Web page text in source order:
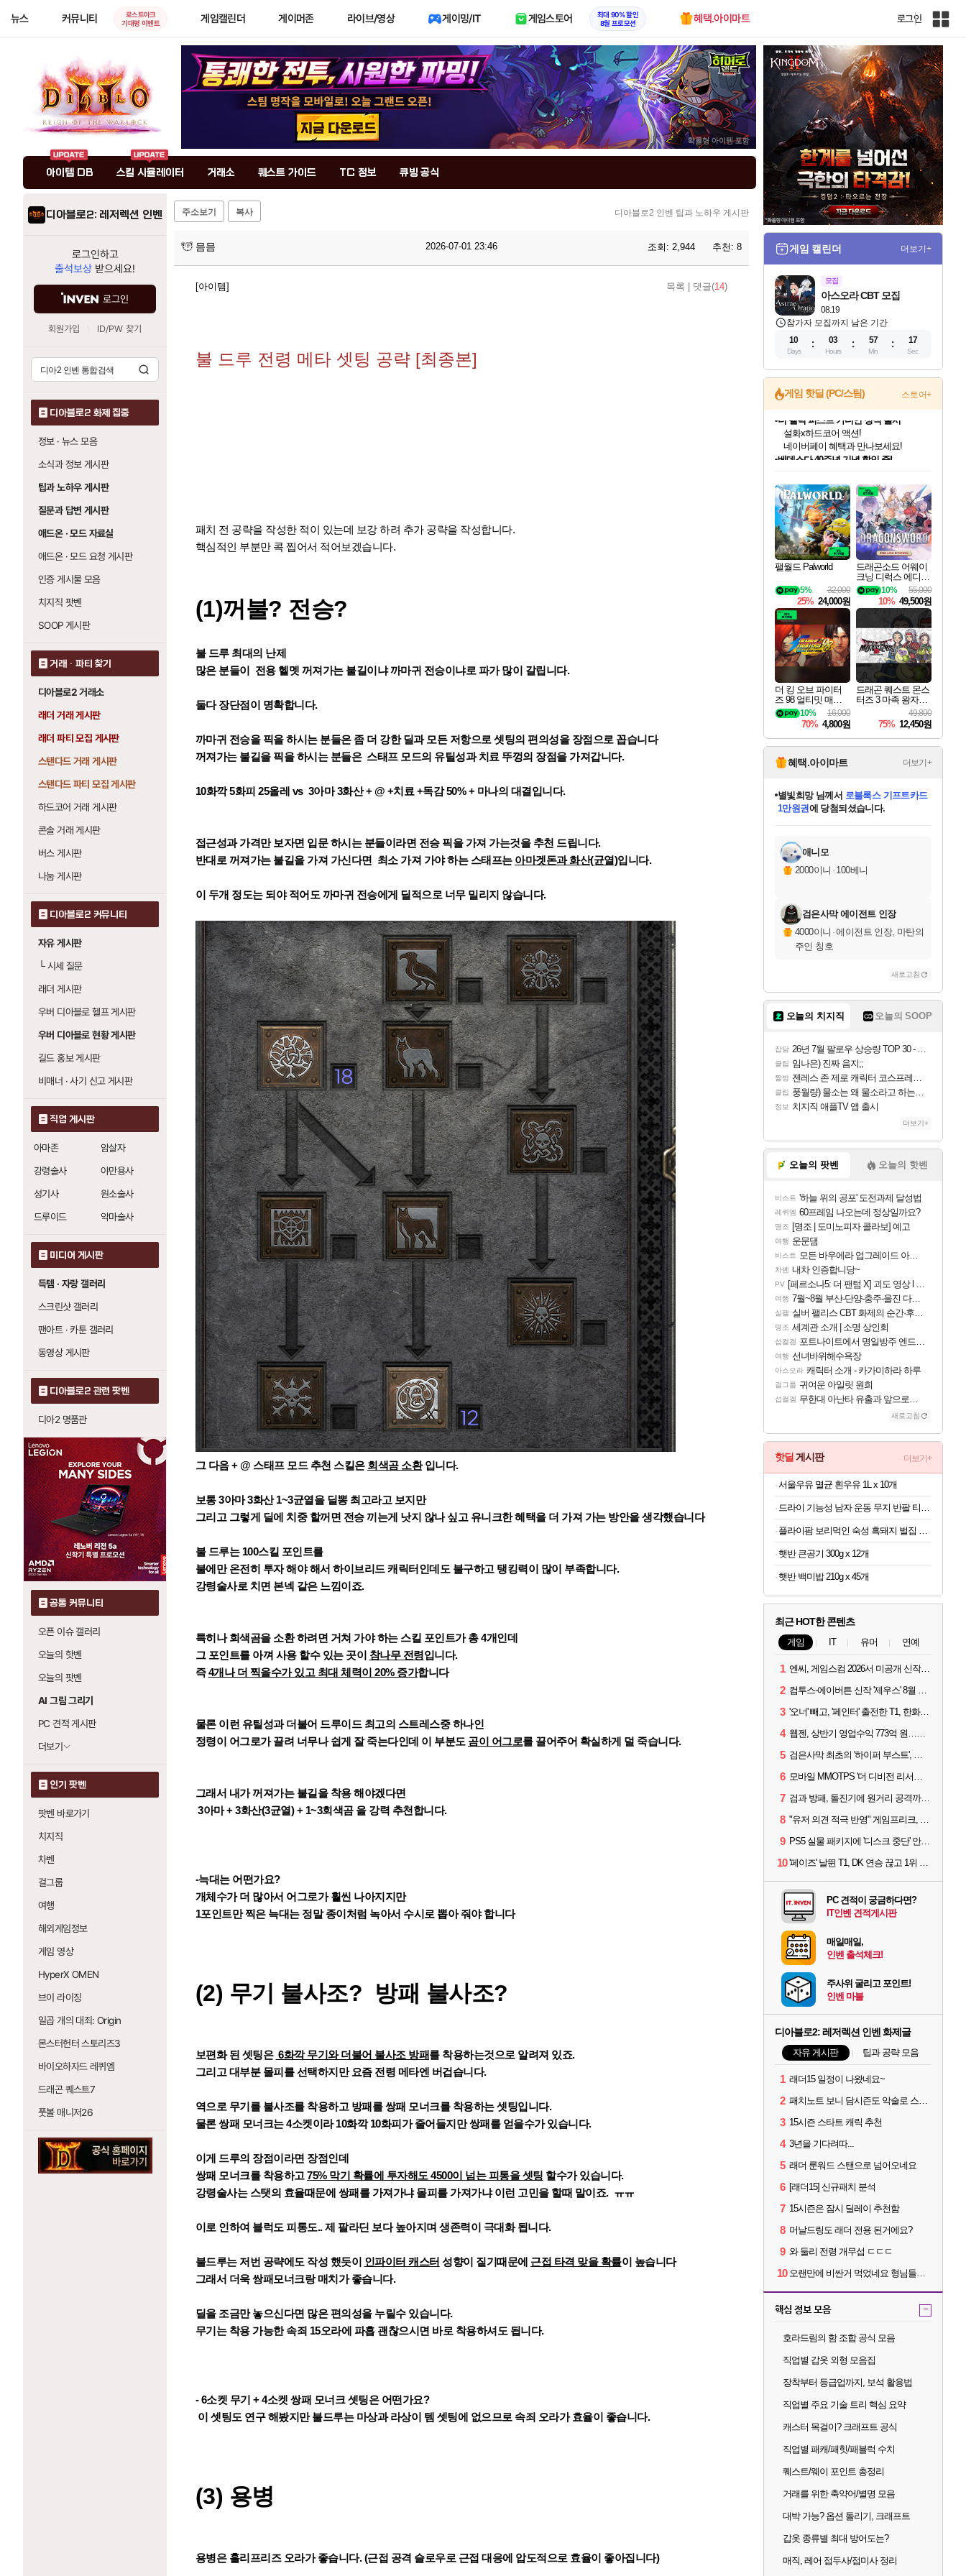
뉴스 커뮤니티
로스트아크
기대평 이벤트
게임캘린더 게이머존 라이브/영상 게이밍/IT 게임스토어
최대 90% 할인
8월 프로모션
혜택.아이마트 로그인
인
전
체
사
이
트
맵
아이템 DB 스킬 시뮬레이터 거래소 퀘스트 가이드 TC 정보 큐빙 공식
디아블로2: 레저렉션 인벤
로그인하고
출석보상 받으세요!
로그인
회원가입 ID/PW 찾기
디아블로2 화제 집중
정보 · 뉴스 모음
소식과 정보 게시판
팁과 노하우 게시판
질문과 답변 게시판
애드온 · 모드 자료실
애드온 · 모드 요청 게시판
인증 게시물 모음
치지직 팟벤
SOOP 게시판
거래 · 파티 찾기
디아블로2 거래소
래더 거래 게시판
래더 파티 모집 게시판
스탠다드 거래 게시판
스탠다드 파티 모집 게시판
하드코어 거래 게시판
콘솔 거래 게시판
버스 게시판
나눔 게시판
디아블로2 커뮤니티
자유 게시판
└시세 질문
래더 게시판
우버 디아블로 헬프 게시판
우버 디아블로 현황 게시판
길드 홍보 게시판
비매너 · 사기 신고 게시판
직업 게시판
아마존
암살자
강령술사
야만용사
성기사
원소술사
드루이드
악마술사
미디어 게시판
득템 · 자랑 갤러리
스크린샷 갤러리
팬아트 · 카툰 갤러리
동영상 게시판
디아블로2 관련 팟벤
디아2 명품관
공통 커뮤니티
오픈 이슈 갤러리
오늘의 핫벤
오늘의 팟벤
AI 그림 그리기
PC 견적 게시판
더보기
인기 팟벤
팟벤 바로가기
치지직
차벤
걸그룹
여행
해외게임정보
게임 영상
HyperX OMEN
브이 라이징
일곱 개의 대죄: Origin
몬스터헌터 스토리즈3
바이오하자드 레퀴엠
드래곤 퀘스트7
풋볼 매니저26
주소보기 복사 디아블로2 인벤 팁과 노하우 게시판
믐믐 2026-07-01 23:46 조회: 2,944 추천: 8
[아이템] 목록 댓글(14)
불 드루 전령 메타 셋팅 공략 [최종본]
패치 전 공략을 작성한 적이 있는데 보강 하려 추가 공략을 작성합니다.
핵심적인 부분만 콕 찝어서 적어보겠습니다.
(1)꺼불? 전승?
불 드루 최대의 난제
많은 분들이 전용 헬멧 꺼져가는 불길이냐 까마귀 전승이냐로 파가 많이 갈립니다.
둘다 장단점이 명확합니다.
까마귀 전승을 픽을 하시는 분들은 좀 더 강한 딜과 모든 저항으로 셋팅의 편의성을 장점으로 꼽습니다
꺼져가는 불길을 픽을 하시는 분들은 스태프 모드의 유틸성과 치료 뚜껑의 장점을 가져갑니다.
10화깍 5화피 25올레 vs 3아마 3화산 + @ +치료 +독감 50% + 마나의 대결입니다.
접근성과 가격만 보자면 입문 하시는 분들이라면 전승 픽을 가져 가는것을 추천 드립니다.
반대로 꺼져가는 불길을 가져 가신다면 최소 가져 가야 하는 스태프는 아마겟돈과 화산(균열)입니다.
이 두개 정도는 되야 적어도 까마귀 전승에게 딜적으로 너무 밀리지 않습니다.
그 다음 + @ 스태프 모드 추천 스킬은 회색곰 소환입니다.
보통 3아마 3화산 1~3균열을 딜뽕 최고라고 보지만
그리고 그렇게 딜에 치중 할꺼면 전승 끼는게 낫지 않나 싶고 유니크한 혜택을 더 가져 가는 방안을 생각했습니다
불 드루는 100스킬 포인트를
불에만 온전히 투자 해야 해서 하이브리드 캐릭터인데도 불구하고 탱킹력이 많이 부족합니다.
강령술사로 치면 본넥 같은 느낌이죠.
특히나 회색곰을 소환 하려면 거쳐 가야 하는 스킬 포인트가 총 4개인데
그 포인트를 아껴 사용 할수 있는 곳이 참나무 전령입니다.
즉4개나 더 찍을수가 있고 최대 체력이 20% 증가합니다
물론 이런 유틸성과 더불어 드루이드 최고의 스트레스중 하나인
정령이 어그로가 끌려 너무나 쉽게 잘 죽는다인데 이 부분도 곰이 어그로를 끌어주어 확실하게 덜 죽습니다.
그래서 내가 꺼져가는 불길을 착용 해야겠다면
3아마 + 3화산(3균열) + 1~3회색곰 을 강력 추천합니다.
-늑대는 어떤가요?
개체수가 더 많아서 어그로가 훨씬 나아지지만
1포인트만 찍은 늑대는 정말 종이처럼 녹아서 수시로 뽑아 줘야 합니다
(2) 무기 불사조? 방패 불사조?
보편화 된 셋팅은 6화깍 무기와 더불어 불사조 방패를 착용하는것으로 알려져 있죠.
그리고 대부분 몰피를 선택하지만 요즘 전령 메타엔 버겁습니다.
역으로 무기를 불사조를 착용하고 방패를 쌍패 모너크를 착용하는 셋팅입니다.
물론 쌍패 모너크는 4소켓이라 10화깍 10화피가 줄어들지만 쌍패를 얻을수가 있습니다.
이게 드루의 장점이라면 장점인데
쌍패 모너크를 착용하고 75% 막기 확률에 투자해도 4500이 넘는 피통을 셋팅 할수가 있습니다.
강령술사는 스탯의 효율때문에 쌍패를 가져가냐 몰피를 가져가냐 이런 고민을 할때 말이죠. ㅠㅠ
이로 인하여 블럭도 피통도.. 제 팔라딘 보다 높아지며 생존력이 극대화 됩니다.
불드루는 저번 공략에도 작성 했듯이 인파이터 캐스터 성향이 짙기때문에 근접 타격 맞을 확률이 높습니다
그래서 더욱 쌍패모너크랑 매치가 좋습니다.
딜을 조금만 놓으신다면 많은 편의성을 누릴수 있습니다.
무기는 착용 가능한 속죄 15오라에 파흡 괜찮으시면 바로 착용하셔도 됩니다.
- 6소켓 무기 + 4소켓 쌍패 모너크 셋팅은 어떤가요?
이 셋팅도 연구 해봤지만 불드루는 마상과 라상이 템 셋팅에 없으므로 속죄 오라가 효율이 좋습니다.
(3) 용병
용병은 홀리프리즈 오라가 좋습니다. (근접 공격 슬로우로 근접 대응에 압도적으로 효율이 좋아집니다)
게임 캘린더 더보기+
모집
08.19
아스오라 CBT 모집
참가자 모집까지 남은 기간
10
Days
03
Hours
57
Min
16
Sec
게임 핫딜 (PC/스팀) 스토어+
최대 90% 할인가를 만나보세요!
네이버혜택과 함께 만나보세요!
50%할인&추가 적립까지!
네이버 포인트 혜택까지!
이니&베니 혜택까지!
네이버 혜택가와 함께 예약하세요!
할인&네이버혜택으로 만나보세요!
네이버페이 혜택과 만나보세요!
베데스다 40주년 기념 할인 중!
베데스다의 명작들을
40주년 프로모션으로 만나보세요!
할인가에 만나보세요!
일부 에디션 상시 할인!
혜택으로 예약 판매 중
편안하게 충전하세요
팰월드 Palworld
32,000
5%
25% 24,000원
드래곤소드 어웨이
크닝 디럭스 에디션
DragonSword Awake
ning Deluxe Edition
55,000
10%
10% 49,500원
더 킹 오브 파이터
즈 98 얼티밋 매치
파이널 에디션 THE
KING OF FIGHTER
S 98 ULTIMATE MA
TCH FINAL EDITIO
N
16,000
10%
70% 4,800원
드래곤 퀘스트 몬스
터즈 3 마족 왕자와
엘프의 여행 Dragon
Quest Monsters The
Dark Prince
49,800
75% 12,450원
혜택.아이마트 더보기+
교환.
당첨되셨습니다.
당첨되셨습니다.
당첨되셨습니다.
별빛희망님께서 로블록스 기프트카드
1만원권에 당첨되셨습니다.
당첨되셨습니다.
당첨되셨습니다.
당첨되셨습니다.
당첨되셨습니다.
에디션 (스팀코드)
당첨되셨습니다.
애니모
2000이니 · 100베니
검은사막 에이전트 인장
4000이니 ·에이전트 인장, 마탄의
주인 칭호
새로고침
오늘의 치지직 오늘의 SOOP
잡담 26년 7월 팔로우 상승량 TOP 30 - 월간 치지직
클립 임나은) 진짜 음지;;
짤방 젠레스 존 제로 캐릭터 코스프레한 꽁주
클립 풍월량) 물소는 왜 물소라고 하는거야? 아! 그만 ㅋㅋ 알았어 ㅋㅋ
정보 치지직 애플TV 앱 출시
더보기+
오늘의 팟벤 오늘의 핫벤
비스트 '하늘 위의 공포' 도전과제 달성법
레퀴엠 60프레임 나오는데 정상일까요?
명조 [명조 | 도미노피자 콜라보] 예고
여행 운문댐
비스트 모든 바우에라 업그레이드 아이템 획득 위치 공략 (89개)
차벤 내차 인증합니당~
PV [페르소나5: 더 팬텀 X] 괴도 영상 l 타카마키 안·댄싱 스타
여행 7월~8월 부산-단양-충주-울진 다녀왔어요~
실팰 실버 팰리스 CBT 화제의 순간·후기 모음
명조 세계관 소개 | 소명 상인회
섭컬겜 포트나이트에서 명일방주 엔드필드 [펠리카] 판매 예정
여행 선녀바위해수욕장
아스오라 캐릭터 소개 - 카가미하라 하루
걸그룹 귀여운 아일릿 원희
섭컬겜 무한대 아난타 유출과 앞으로의 예상 (루머)
새로고침
핫딜 게시판 더보기+
서울우유 멸균 흰우유 1L x 10개
햇반 큰공기 300g x 12개
햇반 백미밥 210g x 45개
최근 HOT한 콘텐츠
게임 IT 유머 연예
1 엔씨, 게임스컴 2026서 미공개 신작 최초 공개
2 컴투스-에이버튼 신작 '제우스' 8월 26일 출시…"모두를 위한 경쟁"
3 '오너' 빼고, '페인터' 출전한 T1, 한화생명에 패배
4 웹젠, 상반기 영업수익 773억 원…순이익 89% 증가
5 검은사막 최초의 '하이퍼 부스트', 직접 해봤습니다
6 모바일 MMOTPS '더 디비전 리서전스', 6일 스팀에도 출시
7 검과 방패, 돌진기에 원거리 공격까지? 오버워치 '디몬' 플레이 영상
8 "유저 의견 적극 반영" 게임프리크, 비스트 오브 리인카네이션 개선 나선다
9 PS5 실물 패키지에 '디스크 중단' 안내 스티커 붙었다
10 '페이즈' 날뛴 T1, DK 연승 끊고 1위 지켜
PC 견적이 궁금하다면?
IT인벤 견적게시판
매일매일,
인벤 출석체크!
주사위 굴리고 포인트!
인벤 마블
디아블로2: 레저렉션 인벤 화제글
자유 게시판 팁과 공략 모음
1 래더15 일정이 나왔네요~
2 패치노트 보니 담시즌도 악술로 스타트
3 15시즌 스타트 캐릭 추천
4 3년을 기다려따...
5 래더 룬워드 스탠으로 넘어오네요
6 [래더15] 신규패치 분석
7 15시즌은 잠시 딜레이 추천함
8 머날드링도 래더 전용 된거에요?
9 와 둘리 전령 개무섭 ㄷㄷㄷ
10 오랜만에 비싼거 먹었네요 형님들ㅋㅋ
핵심 정보 모음 -
호라드림의 함 조합 공식 모음
직업별 갑옷 외형 모음집
장착부터 등급업까지, 보석 활용법
직업별 주요 기술 트리 핵심 요약
캐스터 목걸이? 크래프트 공식
직업별 패캐/패힛/패블럭 수치
퀘스트/웨이 포인트 총정리
거래를 위한 축약어/별명 모음
대박 가능? 옵션 돌리기, 크래프트
갑옷 종류별 최대 방어도는?
매직, 레어 접두사/접미사 정리